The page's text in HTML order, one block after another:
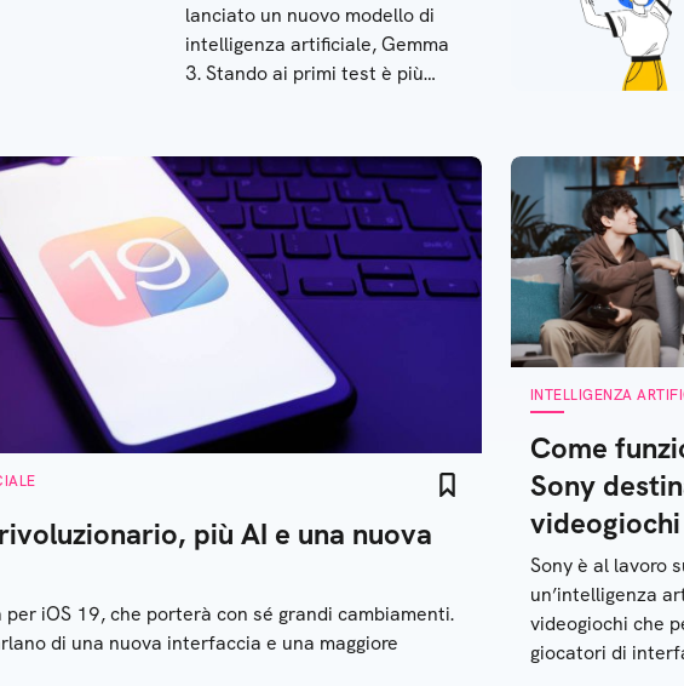
lanciato un nuovo modello di
intelligenza artificiale, Gemma
3. Stando ai primi test è più
più AI e una nuova
iOS 19, che porterà con sé grandi cambiamenti.
di una nuova interfaccia e una maggiore
INTELLIGENZA
Come
Sony
videogiochi
Sony è al lavoro
un’intelligenza
videogiochi che
giocatori di